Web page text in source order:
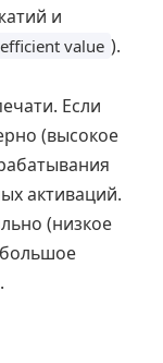
и
value ).
Если
(высокое
активаций.
(низкое